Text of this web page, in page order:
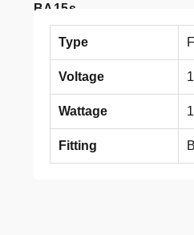
BA15s
Type
Voltage
Wattage
Fitting